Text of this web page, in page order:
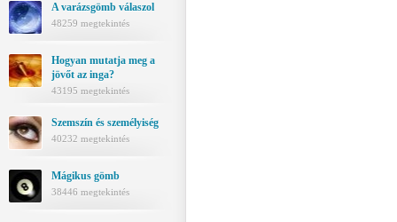
A varázsgömb válaszol
48259 megtekintés
Hogyan mutatja meg a
jövőt az inga?
43195 megtekintés
Szemszín és személyiség
40232 megtekintés
Mágikus gömb
38446 megtekintés